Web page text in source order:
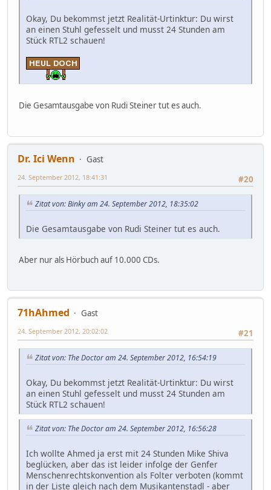
Okay, Du bekommst jetzt Realität-Urtinktur: Du wirst
an einen Stuhl gefesselt und musst 24 Stunden am
Stück RTL2 schauen!
Die Gesamtausgabe von Rudi Steiner tut es auch.
Dr. Ici Wenn
Gast
#20
24. September 2012, 18:41:31
Zitat von: Binky am 24. September 2012, 18:35:02
Die Gesamtausgabe von Rudi Steiner tut es auch.
Aber nur als Hörbuch auf 10.000 CDs.
71hAhmed
Gast
#21
24. September 2012, 20:02:02
Zitat von: The Doctor am 24. September 2012, 16:54:19
Okay, Du bekommst jetzt Realität-Urtinktur: Du wirst
an einen Stuhl gefesselt und musst 24 Stunden am
Stück RTL2 schauen!
Zitat von: The Doctor am 24. September 2012, 16:56:28
Ich wollte Ahmed ja erst mit 24 Stunden Mike Shiva
beglücken, aber das ist leider infolge der Genfer
Menschenrechtskonvention als Folter verboten (kommt
in der Liste gleich nach dem Musikantenstadl - aber